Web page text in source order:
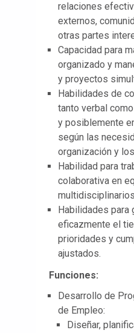
relaciones
externos,
otras partes
Capacidad para
organizado y
y proyectos
Habilidades de
tanto verbal
y posiblemente
según las
organización y
Habilidad para
colaborativa en
Habilidades para
eficazmente el
prioridades y
ajustados.
Funciones:
Desarrollo de
de Empleo:
Diseñar,